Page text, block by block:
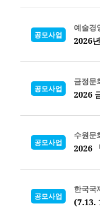
공모사업
예술경
2026
공모사업
금정문
2026
공모사업
수원문
2026
공모사업
한국국
(7.13.